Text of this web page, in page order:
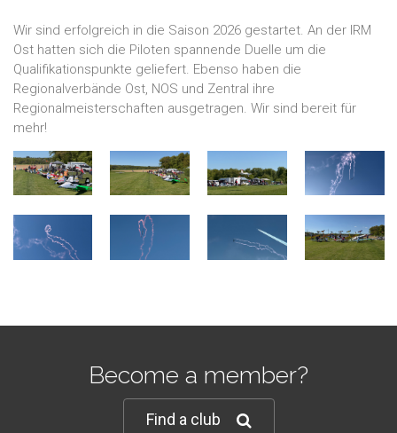
Wir sind erfolgreich in die Saison 2026 gestartet. An der IRM
Ost hatten sich die Piloten spannende Duelle um die
Qualifikationspunkte geliefert. Ebenso haben die
Regionalverbände Ost, NOS und Zentral ihre
Regionalmeisterschaften ausgetragen. Wir sind bereit für
mehr!
Become a member?
Find a club